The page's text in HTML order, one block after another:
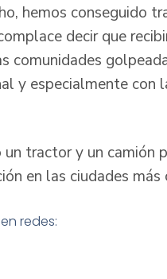
hemos conseguido
decir que
comunidades
y especialmente con
tractor y un camión
en las ciudades más
redes: